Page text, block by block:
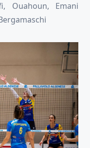
Ouahoun, Emani